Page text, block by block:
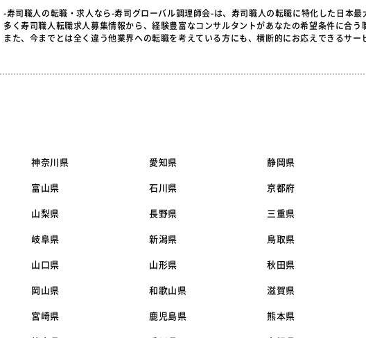
-寿司職人の転職・求人なら-寿司グローバル調理師会-は、寿司職人の転職に特化した日本最
多く寿司職人転職求人募集情報から、経験豊富なコンサルタントがあなたの希望条件に合う
また、今までとは全く違う他業界への転職を考えている方にも、横断的にお応えできるサー
神奈川県 愛知県 静岡県
富山県 石川県 京都府
山梨県 長野県 三重県
岐阜県 新潟県 鳥取県
山口県 山形県 秋田県
岡山県 和歌山県 滋賀県
宮崎県 鹿児島県 熊本県